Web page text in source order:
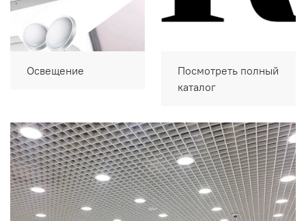
Освещение
Посмотреть полный
каталог